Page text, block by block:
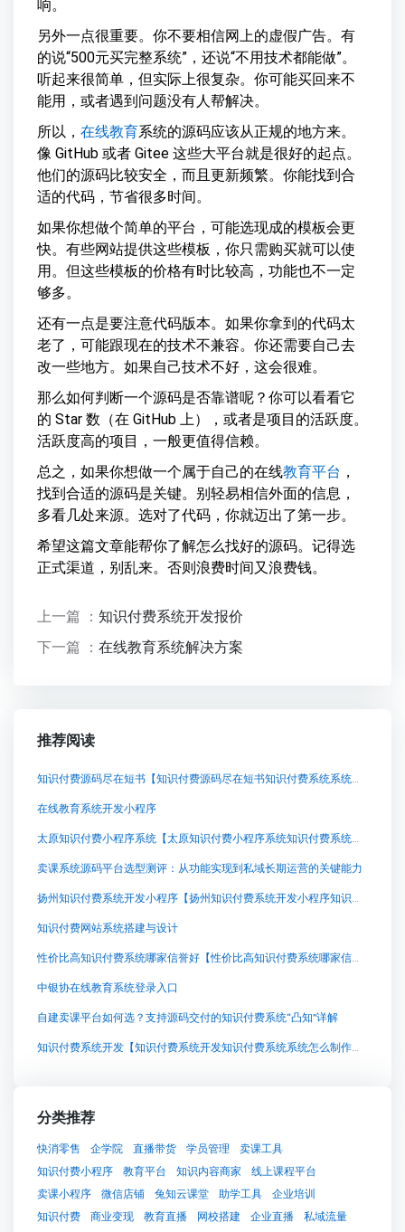
响。
另外一点很重要。你不要相信网上的虚假广告。有
的说“500元买完整系统”，还说“不用技术都能做”。
听起来很简单，但实际上很复杂。你可能买回来不
能用，或者遇到问题没有人帮解决。
所以， 在线教育系统的源码应该从正规的地方来。
像 GitHub 或者 Gitee 这些大平台就是很好的起点。
他们的源码比较安全，而且更新频繁。你能找到合
适的代码，节省很多时间。
如果你想做个简单的平台，可能选现成的模板会更
快。有些网站提供这些模板，你只需购买就可以使
用。但这些模板的价格有时比较高，功能也不一定
够多。
还有一点是要注意代码版本。如果你拿到的代码太
老了，可能跟现在的技术不兼容。你还需要自己去
改一些地方。如果自己技术不好，这会很难。
那么如何判断一个源码是否靠谱呢？你可以看看它
的 Star 数（在 GitHub 上），或者是项目的活跃度。
活跃度高的项目，一般更值得信赖。
总之，如果你想做一个属于自己的在线教育平台 ，
找到合适的源码是关键。别轻易相信外面的信息，
多看几处来源。选对了代码，你就迈出了第一步。
希望这篇文章能帮你了解怎么找好的源码。记得选
正式渠道，别乱来。否则浪费时间又浪费钱。
上一篇 ： 知识付费系统开发报价
下一篇 ： 在线教育系统解决方案
推荐阅读
知识付费源码尽在短书【知识付费源码尽在短书知识付费系统系统怎么制作，知识付费系统搭建使用教程】
在线教育系统开发小程序
太原知识付费小程序系统【太原知识付费小程序系统知识付费系统系统怎么制作，知识付费系统搭建使用教程】
卖课系统源码平台选型测评：从功能实现到私域长期运营的关键能力
扬州知识付费系统开发小程序【扬州知识付费系统开发小程序知识付费系统系统怎么制作，知识付费系统搭建使用教程】
知识付费网站系统搭建与设计
性价比高知识付费系统哪家信誉好【性价比高知识付费系统哪家信誉好知识付费系统系统怎么制作，知识付费系统搭建使用教程】
中银协在线教育系统登录入口
自建卖课平台如何选？支持源码交付的知识付费系统“凸知”详解
知识付费系统开发【知识付费系统开发知识付费系统系统怎么制作，知识付费系统搭建使用教程】
分类推荐
快消零售 企学院 直播带货 学员管理
卖课工具
知识付费小程序
教育平台 知识内容商家
线上课程平台
卖课小程序
微信店铺 兔知云课堂 助学工具
企业培训
知识付费
商业变现 教育直播 网校搭建 企业直播
私域流量